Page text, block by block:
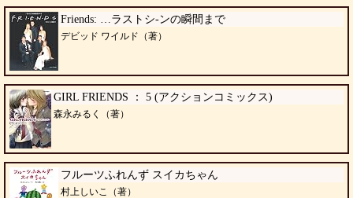
Friends: …ラストシ-ンの瞬間まで
デビッド ワイルド（著）
GIRL FRIENDS ： 5 (アクションコミックス)
森永みるく（著）
フルーツふれんず スイカちゃん
村上しいこ（著）